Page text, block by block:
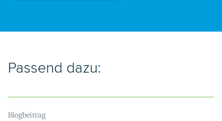
Passend dazu:
Blogbeitrag